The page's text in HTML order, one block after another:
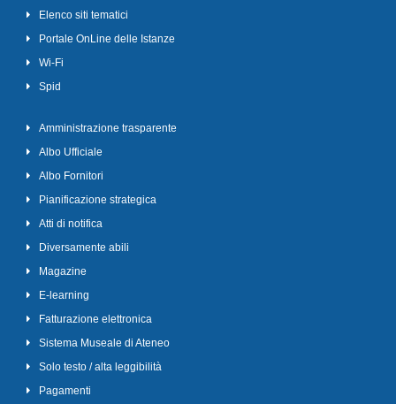
Elenco siti tematici
Portale OnLine delle Istanze
Wi-Fi
Spid
Amministrazione trasparente
Albo Ufficiale
Albo Fornitori
Pianificazione strategica
Atti di notifica
Diversamente abili
Magazine
E-learning
Fatturazione elettronica
Sistema Museale di Ateneo
Solo testo / alta leggibilità
Pagamenti